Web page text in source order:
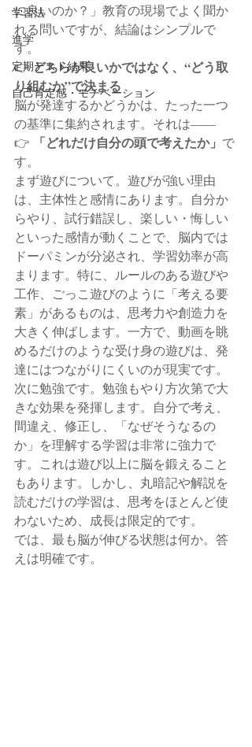
学習法
進学
定期テスト結果
自己肯定感・モチベーション
に良いのか？」教育の現場でよく聞か
れる問いですが、結論はシンプルで
す。
👉 どちらが良いかではなく、“どう取
り組むか”で決まる
脳が発達するかどうかは、たった一つ
の基準に集約されます。それは――
👉
「どれだけ自分の頭で考えたか」 で
す。
まず遊びについて。遊びが強い理由
は、主体性と感情にあります。自分か
らやり、試行錯誤し、楽しい・悔しい
といった感情が動くことで、脳内では
ドーパミンが分泌され、学習効率が高
まります。特に、ルールのある遊びや
工作、ごっこ遊びのように「考える要
素」があるものは、思考力や創造力を
大きく伸ばします。一方で、動画を眺
めるだけのような受け身の遊びは、発
達にはつながりにくいのが現実です。
次に勉強です。勉強もやり方次第で大
きな効果を発揮します。自分で考え、
間違え、修正し、「なぜそうなるの
か」を理解する学習は非常に強力で
す。これは遊び以上に脳を鍛えること
もあります。しかし、丸暗記や解説を
読むだけの学習は、思考をほとんど使
わないため、成長は限定的です。
では、最も脳が伸びる状態は何か。答
えは明確です。